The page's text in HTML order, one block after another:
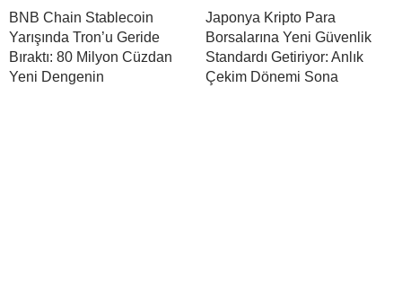
BNB Chain Stablecoin
Yarışında Tron’u Geride
Bıraktı: 80 Milyon Cüzdan
Yeni Dengenin
Japonya Kripto Para
Borsalarına Yeni Güvenlik
Standardı Getiriyor: Anlık
Çekim Dönemi Sona